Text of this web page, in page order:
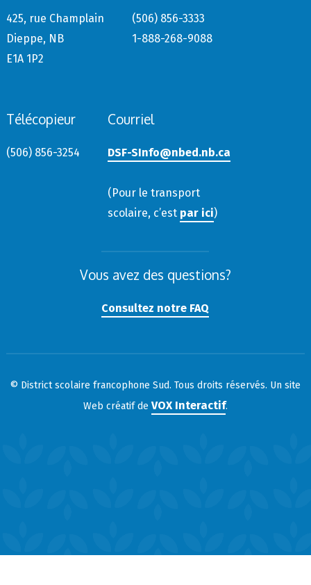
425, rue Champlain
Dieppe, NB
E1A 1P2
(506) 856-3333
1-888-268-9088
Télécopieur
(506) 856-3254
Courriel
DSF-SInfo@nbed.nb.ca
(Pour le transport
scolaire, c’est par ici)
Vous avez des questions?
Consultez notre FAQ
© District scolaire francophone Sud. Tous droits réservés. Un site
Web créatif de VOX Interactif.